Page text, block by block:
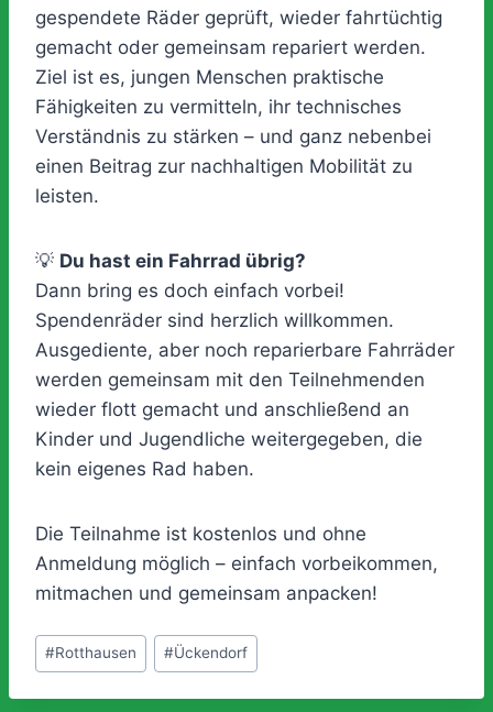
gespendete Räder geprüft, wieder fahrtüchtig
gemacht oder gemeinsam repariert werden.
Ziel ist es, jungen Menschen praktische
Fähigkeiten zu vermitteln, ihr technisches
Verständnis zu stärken – und ganz nebenbei
einen Beitrag zur nachhaltigen Mobilität zu
leisten.
💡 Du hast ein Fahrrad übrig?
Dann bring es doch einfach vorbei!
Spendenräder sind herzlich willkommen.
Ausgediente, aber noch reparierbare Fahrräder
werden gemeinsam mit den Teilnehmenden
wieder flott gemacht und anschließend an
Kinder und Jugendliche weitergegeben, die
kein eigenes Rad haben.
Die Teilnahme ist kostenlos und ohne
Anmeldung möglich – einfach vorbeikommen,
mitmachen und gemeinsam anpacken!
Schlagworte:
#Rotthausen #Ückendorf